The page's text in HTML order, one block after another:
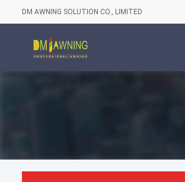
DM AWNING SOLUTION CO., LIMITED